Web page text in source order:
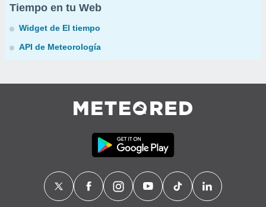
Tiempo en tu Web
Widget de El tiempo
API de Meteorología